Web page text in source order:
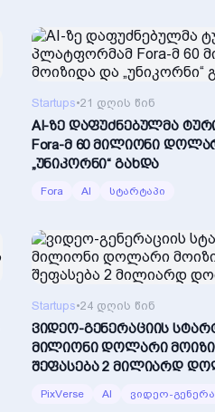
Startups•21 დღის წინ
AI-ზე დაფუძნებულმა
Fora-მ 60 მილიონი
„უნიკორნი“ გახდა
Fora AI სტარტაპი
Startups•24 დღის წინ
ვიდეო-გენერაციის
მილიონი დოლარი
შეფასება 2 მილიარდ
PixVerse AI ვიდეო-